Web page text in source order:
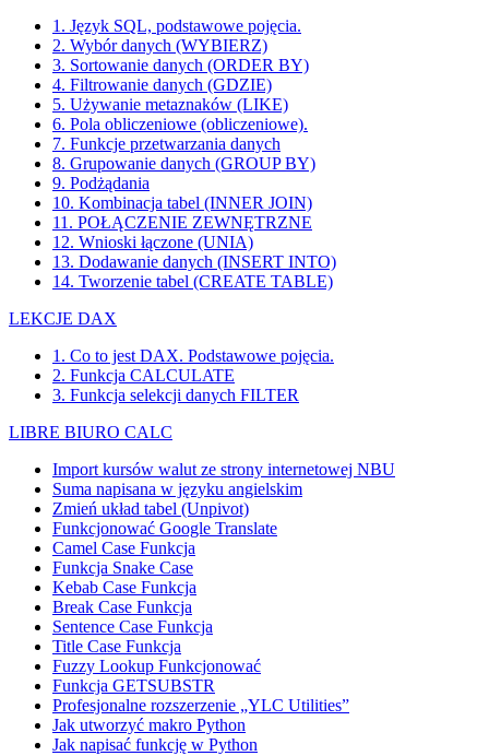
1. Język SQL, podstawowe pojęcia.
2. Wybór danych (WYBIERZ)
3. Sortowanie danych (ORDER BY)
4. Filtrowanie danych (GDZIE)
5. Używanie metaznaków (LIKE)
6. Pola obliczeniowe (obliczeniowe).
7. Funkcje przetwarzania danych
8. Grupowanie danych (GROUP BY)
9. Podżądania
10. Kombinacja tabel (INNER JOIN)
11. POŁĄCZENIE ZEWNĘTRZNE
12. Wnioski łączone (UNIA)
13. Dodawanie danych (INSERT INTO)
14. Tworzenie tabel (CREATE TABLE)
LEKCJE DAX
1. Co to jest DAX. Podstawowe pojęcia.
2. Funkcja CALCULATE
3. Funkcja selekcji danych FILTER
LIBRE BIURO CALC
Import kursów walut ze strony internetowej NBU
Suma napisana w języku angielskim
Zmień układ tabel (Unpivot)
Funkcjonować Google Translate
Camel Case Funkcja
Funkcja Snake Case
Kebab Case Funkcja
Break Case Funkcja
Sentence Case Funkcja
Title Case Funkcja
Fuzzy Lookup Funkcjonować
Funkcja GETSUBSTR
Profesjonalne rozszerzenie „YLC Utilities”
Jak utworzyć makro Python
Jak napisać funkcję w Python